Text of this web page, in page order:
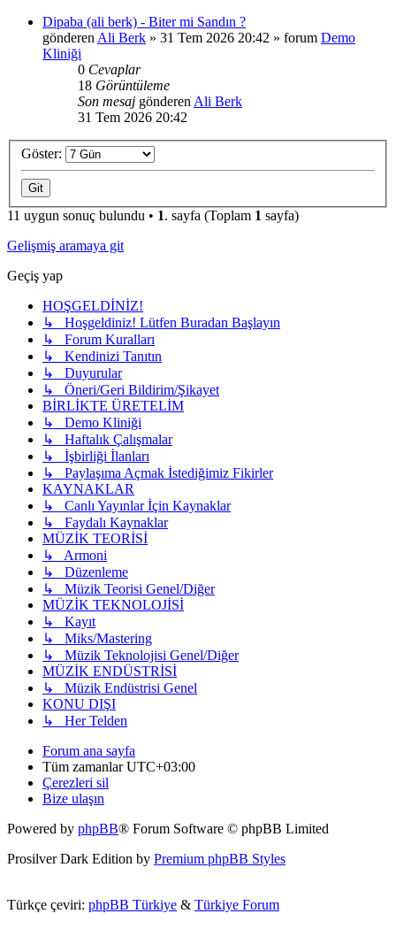
Dipaba (ali berk) - Biter mi Sandın ?
gönderen Ali Berk » 31 Tem 2026 20:42 » forum Demo
Kliniği
0 Cevaplar
18 Görüntüleme
Son mesaj gönderen Ali Berk
31 Tem 2026 20:42
Göster:
11 uygun sonuç bulundu • 1. sayfa (Toplam 1 sayfa)
Gelişmiş aramaya git
Geçiş yap
HOŞGELDİNİZ!
↳ Hoşgeldiniz! Lütfen Buradan Başlayın
↳ Forum Kuralları
↳ Kendinizi Tanıtın
↳ Duyurular
↳ Öneri/Geri Bildirim/Şikayet
BİRLİKTE ÜRETELİM
↳ Demo Kliniği
↳ Haftalık Çalışmalar
↳ İşbirliği İlanları
↳ Paylaşıma Açmak İstediğimiz Fikirler
KAYNAKLAR
↳ Canlı Yayınlar İçin Kaynaklar
↳ Faydalı Kaynaklar
MÜZİK TEORİSİ
↳ Armoni
↳ Düzenleme
↳ Müzik Teorisi Genel/Diğer
MÜZİK TEKNOLOJİSİ
↳ Kayıt
↳ Miks/Mastering
↳ Müzik Teknolojisi Genel/Diğer
MÜZİK ENDÜSTRİSİ
↳ Müzik Endüstrisi Genel
KONU DIŞI
↳ Her Telden
Forum ana sayfa
Tüm zamanlarUTC+03:00
Çerezleri sil
Bize ulaşın
Powered by phpBB® Forum Software © phpBB Limited
Prosilver Dark Edition by Premium phpBB Styles
Türkçe çeviri: phpBB Türkiye & Türkiye Forum